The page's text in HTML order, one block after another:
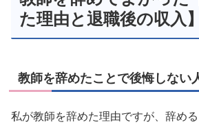
た理由と退職後の収入】
教師を辞めたことで後悔しない
私が教師を辞めた理由ですが、辞め